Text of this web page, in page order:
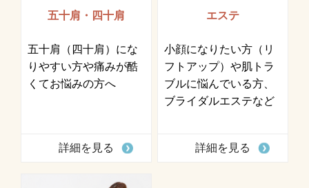
五十肩・四十肩
五十肩（四十肩）にな
りやすい方や痛みが酷
くてお悩みの方へ
詳細を見る
エステ
小顔になりたい方（リ
フトアップ）や肌トラ
ブルに悩んでいる方、
ブライダルエステなど
詳細を見る